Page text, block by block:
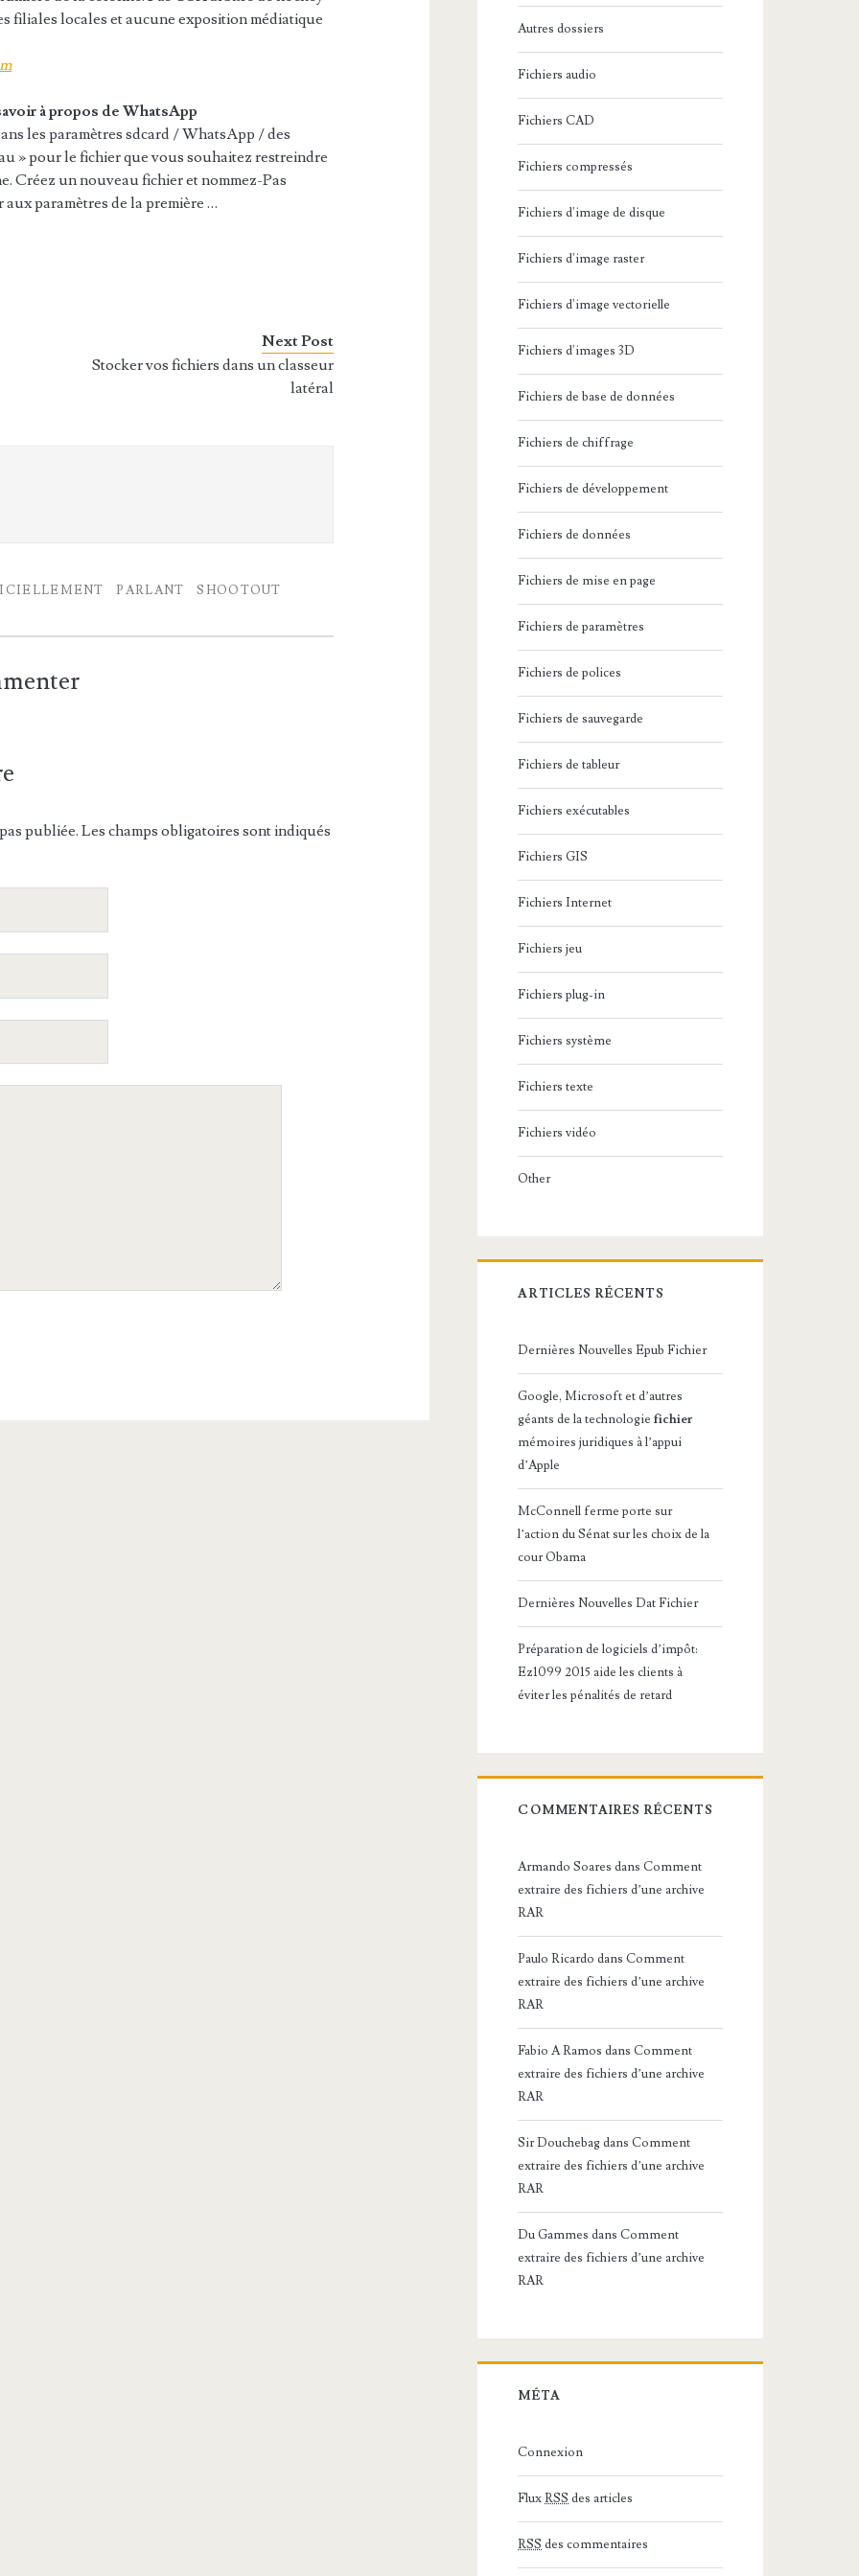
filiales locales et aucune exposition médiatique
à propos de WhatsApp
les paramètres sdcard / WhatsApp / des
» pour le fichier que vous souhaitez restreindre
Créez un nouveau fichier et nommez-Pas
aux paramètres de la première …
Next Post
Stocker vos fichiers dans un classeur
latéral
PARLANT SHOOTOUT
publiée. Les champs obligatoires sont indiqués
Autres dossiers
Fichiers audio
Fichiers CAD
Fichiers compressés
Fichiers d'image de disque
Fichiers d'image raster
Fichiers d'image vectorielle
Fichiers d'images 3D
Fichiers de base de données
Fichiers de chiffrage
Fichiers de développement
Fichiers de données
Fichiers de mise en page
Fichiers de paramètres
Fichiers de polices
Fichiers de sauvegarde
Fichiers de tableur
Fichiers exécutables
Fichiers GIS
Fichiers Internet
Fichiers jeu
Fichiers plug-in
Fichiers système
Fichiers texte
Fichiers vidéo
Other
ARTICLES RÉCENTS
Dernières Nouvelles Epub Fichier
Google, Microsoft et d’autres
géants de la technologiefichier
mémoires juridiques à l’appui
d’Apple
McConnell ferme porte sur
l’action du Sénat sur les choix de la
cour Obama
Dernières Nouvelles Dat Fichier
Préparation de logiciels d’impôt:
Ez1099 2015 aide les clients à
éviter les pénalités de retard
COMMENTAIRES RÉCENTS
Armando Soares dansComment
extraire des fichiers d’une archive
RAR
Paulo Ricardo dansComment
extraire des fichiers d’une archive
RAR
Fabio A Ramos dansComment
extraire des fichiers d’une archive
RAR
Sir DouchebagdansComment
extraire des fichiers d’une archive
RAR
Du Gammes dansComment
extraire des fichiers d’une archive
RAR
MÉTA
Connexion
FluxRSS des articles
RSS des commentaires